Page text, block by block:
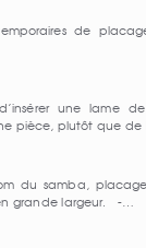
de
une lame
pièce, plutôt que de
du samba,
grande largeur. -…